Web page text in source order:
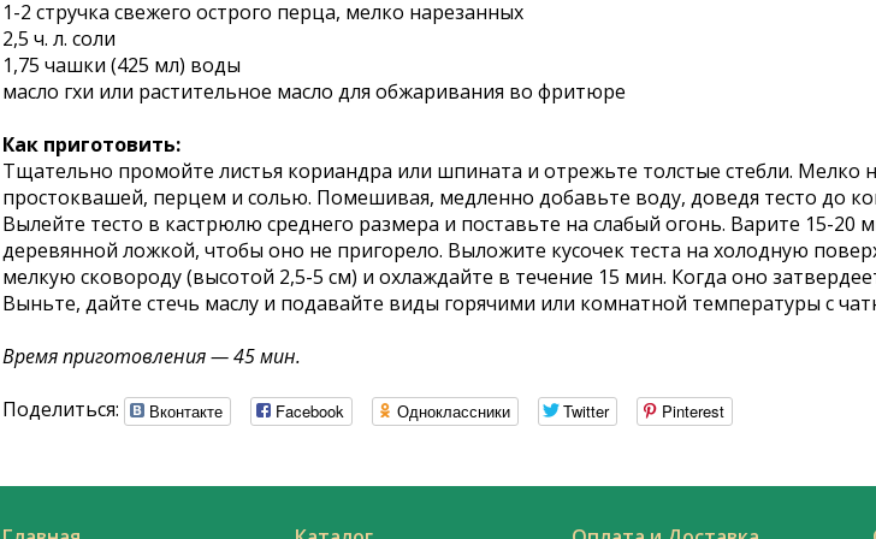
1-2 стручка свежего острого перца, мелко нарезанных
2,5 ч. л. соли
1,75 чашки (425 мл) воды
масло гхи или растительное масло для обжаривания во фритюре
Как приготовить:
Тщательно промойте листья кориандра или шпината и отрежьте толстые стебли. Мелко
простоквашей, перцем и солью. Помешивая, медленно добавьте воду, доведя тесто до
Вылейте тесто в кастрюлю среднего размера и поставьте на слабый огонь. Варите 15-
деревянной ложкой, чтобы оно не пригорело. Выложите кусочек теста на холодную
мелкую сковороду (высотой 2,5-5 см) и охлаждайте в течение 15 мин. Когда оно
Выньте, дайте стечь маслу и подавайте виды горячими или комнатной температуры с
Время приготовления — 45 мин.
Поделиться:
Вконтакте Facebook Одноклассники Twitter Pinterest